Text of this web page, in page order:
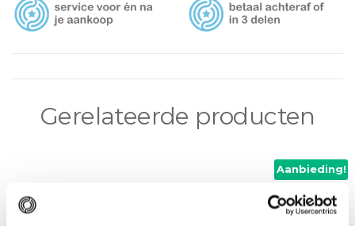
Gerelateerde producten
Aanbieding!